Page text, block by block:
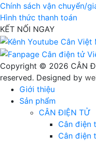
Chính sách vận chuyển/
Hình thức thanh toán
KẾT NỐI NGAY
Copyright © 2026 CÂN
reserved. Designed by
Giới thiệu
Sản phẩm
CÂN ĐIỆN TỬ
Cân điện
Cân điện